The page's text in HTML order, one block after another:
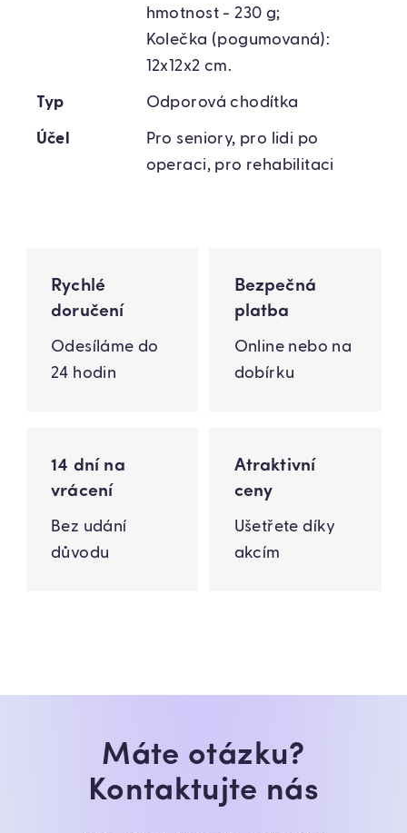
hmotnost - 230 g;
Kolečka (pogumovaná):
12x12x2 cm.
Typ Odporová chodítka
Účel
Pro seniory, pro lidi po
operaci, pro rehabilitaci
Rychlé
doručení
Odesíláme do
24 hodin
Bezpečná
platba
Online nebo na
dobírku
14 dní na
vrácení
Bez udání
důvodu
Atraktivní
ceny
Ušetřete díky
akcím
Máte otázku?
Kontaktujte nás